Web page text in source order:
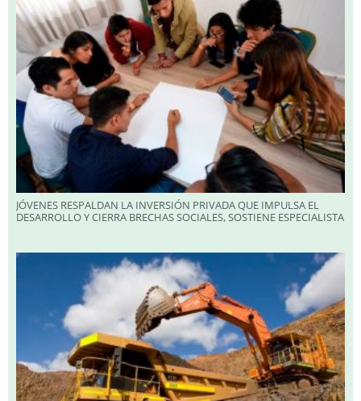
JÓVENES RESPALDAN LA INVERSIÓN PRIVADA QUE IMPULSA EL
DESARROLLO Y CIERRA BRECHAS SOCIALES, SOSTIENE ESPECIALISTA